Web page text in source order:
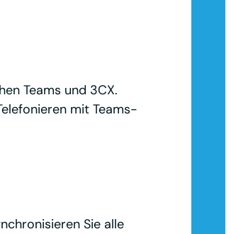
Teams und 3CX.
mit Teams-
Sie alle